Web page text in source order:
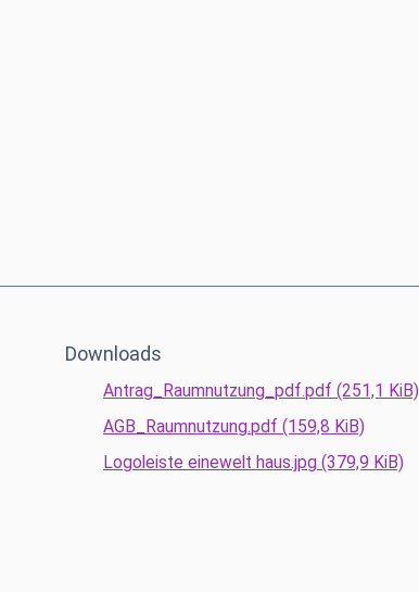
Downloads
Antrag_Raumnutzung_pdf.pdf (251,1 KiB)
AGB_Raumnutzung.pdf (159,8 KiB)
Logoleiste einewelt haus.jpg (379,9 KiB)